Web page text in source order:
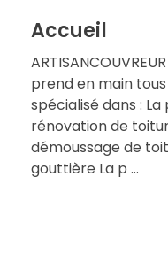
Accueil
prend en main
spécialisé dans :
rénovation de
démoussage de
gouttière La p ...